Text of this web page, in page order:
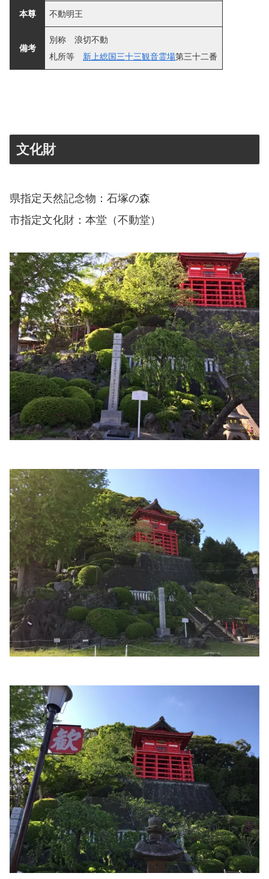
本尊 不動明王
備考
別称 浪切不動
札所等 新上総国三十三観音霊場第三十二番
文化財
県指定天然記念物：石塚の森
市指定文化財：本堂（不動堂）